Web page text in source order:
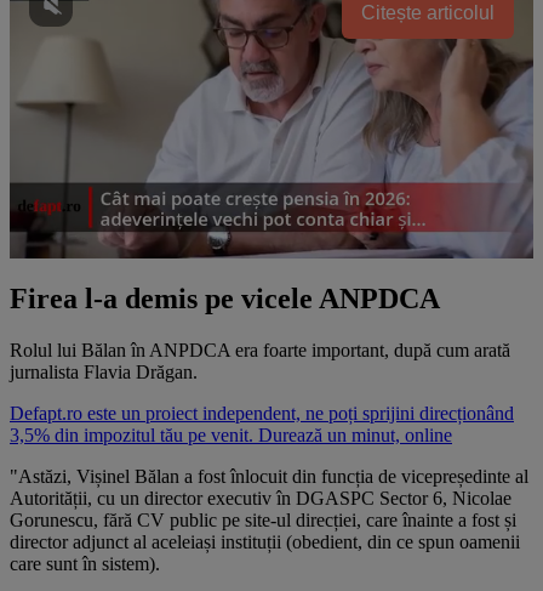
Citește articolul
Firea l-a demis pe vicele ANPDCA
Rolul lui Bălan în ANPDCA era foarte important, după cum arată
jurnalista Flavia Drăgan.
Defapt.ro este un proiect independent, ne poți sprijini direcționând
3,5% din impozitul tău pe venit. Durează un minut, online
"Astăzi, Vișinel Bălan a fost înlocuit din funcția de vicepreședinte al
Autorității, cu un director executiv în DGASPC Sector 6, Nicolae
Gorunescu, fără CV public pe site-ul direcției, care înainte a fost și
director adjunct al aceleiași instituții (obedient, din ce spun oamenii
care sunt în sistem).